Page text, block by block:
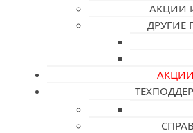
АКЦИИ
ДРУГИЕ
АКЦИИ